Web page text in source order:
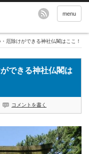
menu
厄除けができる神社仏閣はここ！
できる神社仏閣は
コメントを書く